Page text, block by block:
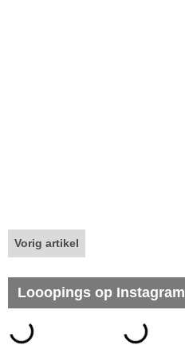
Vorig artikel
Looopings op Instagram